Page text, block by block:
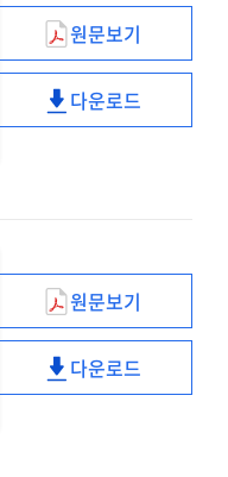
유
·
초등
교
·
도
정책
연수
원문보기
유
자격
시
·
도
정책
다운로드
(2020년)
중등
교감
자격연수
원문보기
(2020년)
다운로드